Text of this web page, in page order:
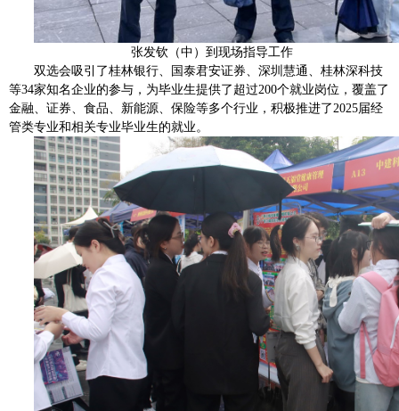
张发钦（中）到现场指导工作
双选会吸引了桂林银行、国泰君安证券、深圳慧通、桂林深科技
等34家知名企业的参与，为毕业生提供了超过200个就业岗位，覆盖了
金融、证券、食品、新能源、保险等多个行业，积极推进了2025届经
管类专业和相关专业毕业生的就业。